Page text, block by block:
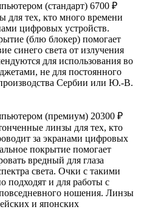
(стандарт) 6700 ₽
для тех, кто много времени
цифровых устройств.
(блю блокер) помогает
синего света от излучения
для использования во
не для постоянного
Сербии или Ю.-В.
(премиум) 20300 ₽
линзы для тех, кто
за экранами цифровых
покрытие помогает
вредный для глаза
света. Очки с такими
подходят и для работы с
ношения. Линзы
и японских